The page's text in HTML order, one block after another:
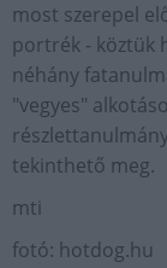
most szerepel
portrék - köztük
néhány
"vegyes"
tekinthető meg.
mti
fotó: hotdog.hu